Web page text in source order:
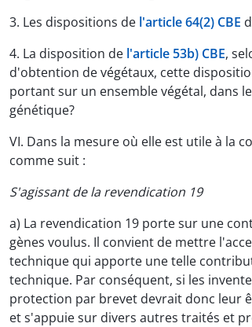
3. Les dispositions de l'article 64(2) CBE
4. La disposition de l'article 53b) CBE,
d'obtention de végétaux, cette
portant sur un ensemble végétal, dans
génétique?
VI. Dans la mesure où elle est utile à la
comme suit :
S'agissant de la revendication 19
a) La revendication 19 porte sur une
gènes voulus. Il convient de mettre
technique qui apporte une telle
technique. Par conséquent, si les
protection par brevet devrait donc leur
et s'appuie sur divers autres traités et